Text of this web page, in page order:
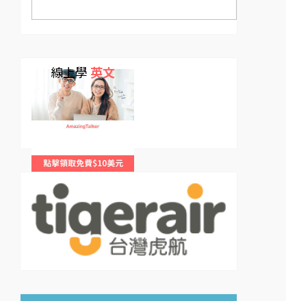
線上學 英文